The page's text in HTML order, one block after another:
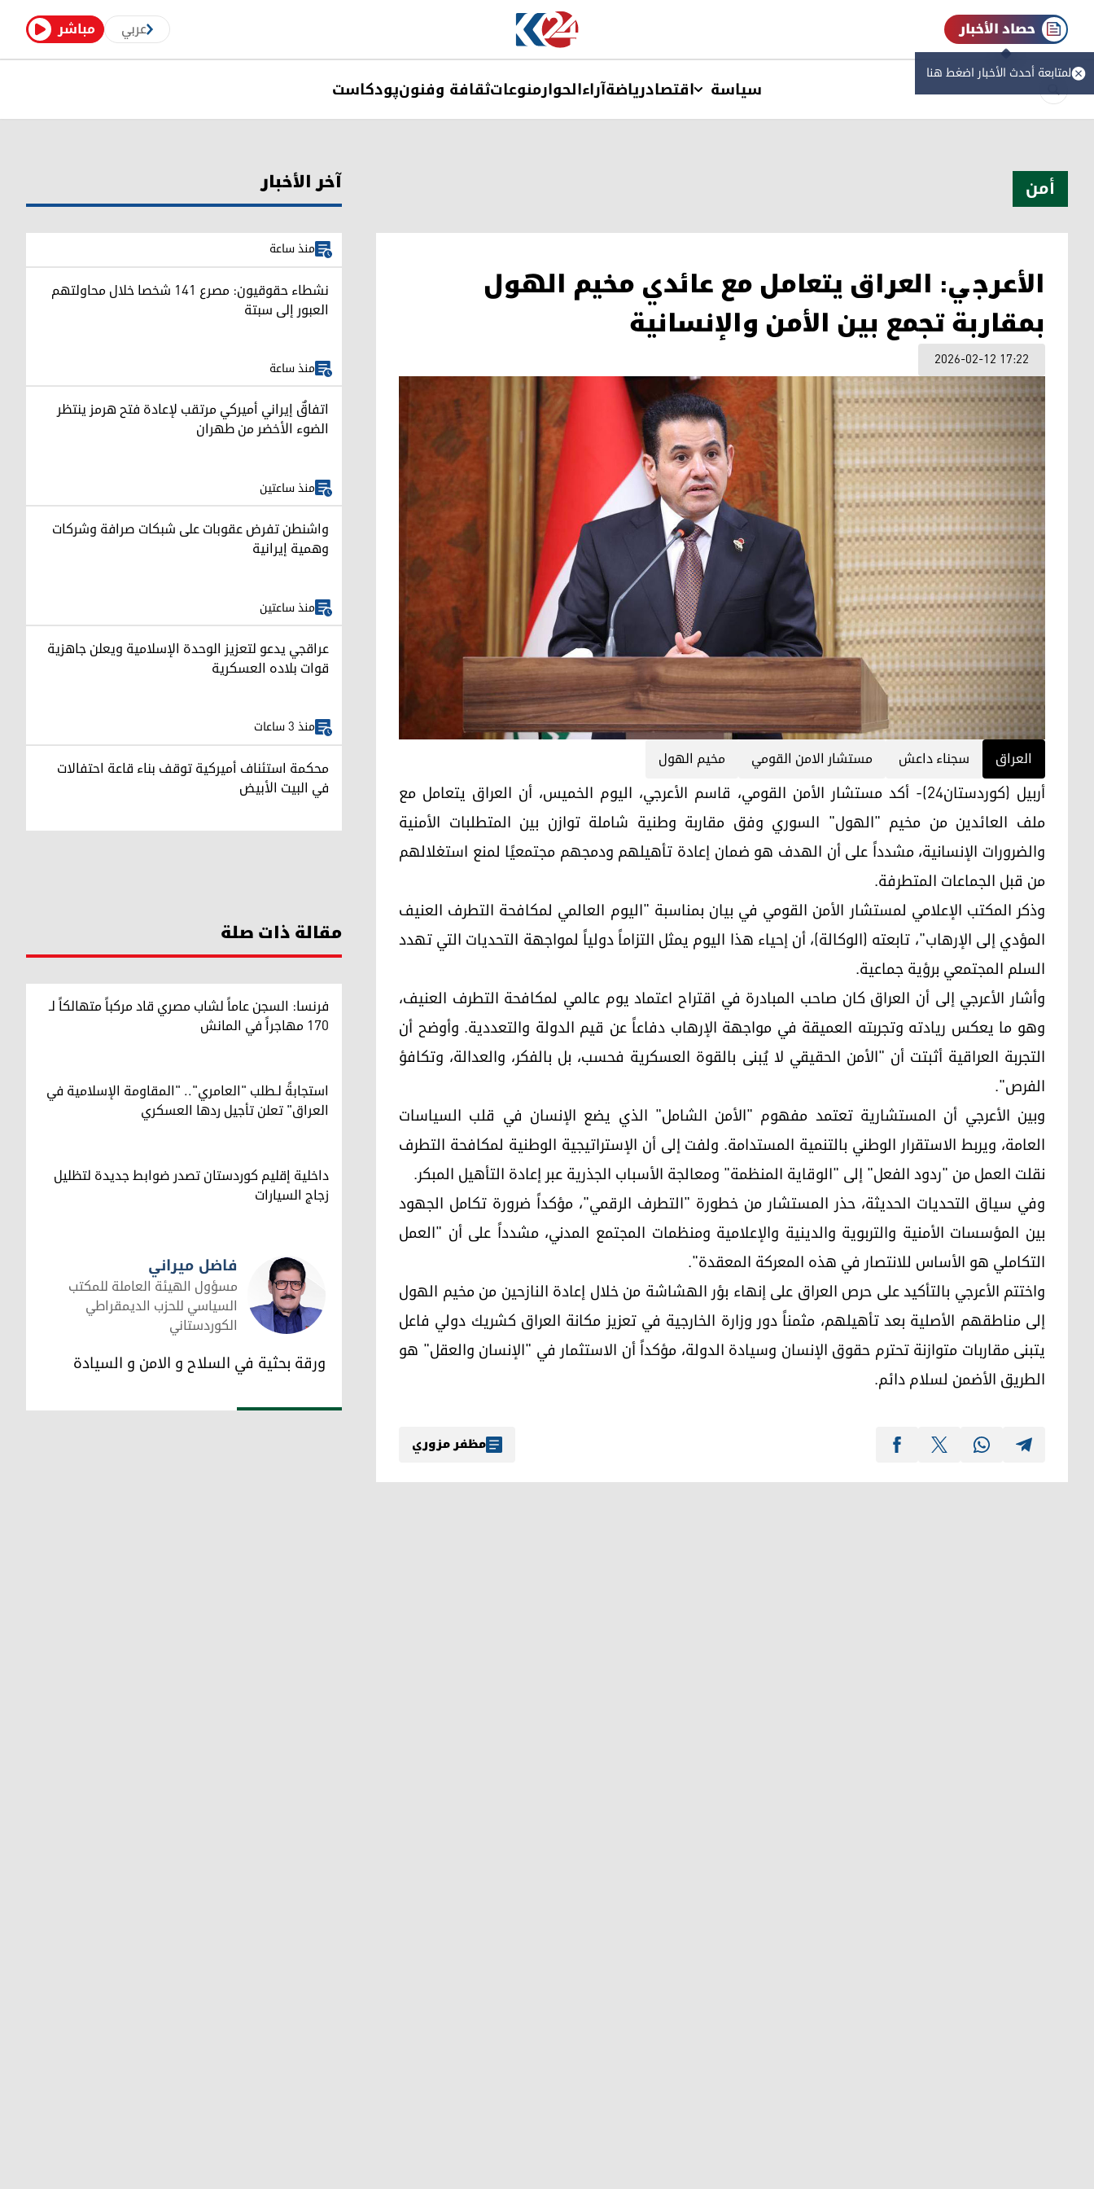
مباشر عربي حصاد الأخبار
لمتابعة أحدث الأخبار اضغط هنا
سیاسة اقتصادریاضةآراءالحوارمنوعاتثقافة وفنونپودکاست
أمن
الأعرجي: العراق يتعامل مع عائدي مخيم الهول
بمقاربة تجمع بين الأمن والإنسانية
2026-02-12 17:22
العراق سجناء داعش مستشار الامن القومي مخيم الهول
أربيل (كوردستان24)- أكد مستشار الأمن القومي، قاسم الأعرجي، اليوم الخميس، أن العراق يتعامل مع
ملف العائدين من مخيم "الهول" السوري وفق مقاربة وطنية شاملة توازن بين المتطلبات الأمنية
والضرورات الإنسانية، مشدداً على أن الهدف هو ضمان إعادة تأهيلهم ودمجهم مجتمعيًا لمنع استغلالهم
من قبل الجماعات المتطرفة.
وذكر المكتب الإعلامي لمستشار الأمن القومي في بيان بمناسبة "اليوم العالمي لمكافحة التطرف العنيف
المؤدي إلى الإرهاب"، تابعته (الوكالة)، أن إحياء هذا اليوم يمثل التزاماً دولياً لمواجهة التحديات التي تهدد
السلم المجتمعي برؤية جماعية.
وأشار الأعرجي إلى أن العراق كان صاحب المبادرة في اقتراح اعتماد يوم عالمي لمكافحة التطرف العنيف،
وهو ما يعكس ريادته وتجربته العميقة في مواجهة الإرهاب دفاعاً عن قيم الدولة والتعددية. وأوضح أن
التجربة العراقية أثبتت أن "الأمن الحقيقي لا يُبنى بالقوة العسكرية فحسب، بل بالفكر، والعدالة، وتكافؤ
الفرص".
وبين الأعرجي أن المستشارية تعتمد مفهوم "الأمن الشامل" الذي يضع الإنسان في قلب السياسات
العامة، ويربط الاستقرار الوطني بالتنمية المستدامة. ولفت إلى أن الإستراتيجية الوطنية لمكافحة التطرف
نقلت العمل من "ردود الفعل" إلى "الوقاية المنظمة" ومعالجة الأسباب الجذرية عبر إعادة التأهيل المبكر.
وفي سياق التحديات الحديثة، حذر المستشار من خطورة "التطرف الرقمي"، مؤكداً ضرورة تكامل الجهود
بين المؤسسات الأمنية والتربوية والدينية والإعلامية ومنظمات المجتمع المدني، مشدداً على أن "العمل
التكاملي هو الأساس للانتصار في هذه المعركة المعقدة".
واختتم الأعرجي بالتأكيد على حرص العراق على إنهاء بؤر الهشاشة من خلال إعادة النازحين من مخيم الهول
إلى مناطقهم الأصلية بعد تأهيلهم، مثمناً دور وزارة الخارجية في تعزيز مكانة العراق كشريك دولي فاعل
يتبنى مقاربات متوازنة تحترم حقوق الإنسان وسيادة الدولة، مؤكداً أن الاستثمار في "الإنسان والعقل" هو
الطريق الأضمن لسلام دائم.
مظفر مزوري
آخر الأخبار
منذ ساعة
نشطاء حقوقيون: مصرع 141 شخصا خلال محاولتهم
العبور إلى سبتة
منذ ساعة
اتفاقٌ إيراني أميركي مرتقب لإعادة فتح هرمز ينتظر
الضوء الأخضر من طهران
منذ ساعتين
واشنطن تفرض عقوبات على شبكات صرافة وشركات
وهمية إيرانية
منذ ساعتين
عراقجي يدعو لتعزيز الوحدة الإسلامية ويعلن جاهزية
قوات بلاده العسكرية
منذ 3 ساعات
محكمة استئناف أميركية توقف بناء قاعة احتفالات
في البيت الأبيض
مقالة ذات صلة
فرنسا: السجن عاماً لشاب مصري قاد مركباً متهالكاً لـ
170 مهاجراً في المانش
استجابةً لـطلب "العامري".. "المقاومة الإسلامية في
العراق" تعلن تأجيل ردها العسكري
داخلية إقليم كوردستان تصدر ضوابط جديدة لتظليل
زجاج السيارات
فاضل ميراني
فاضل ميراني
مسؤول الهيئة العاملة للمكتب
السياسي للحزب الديمقراطي
الكوردستاني
ورقة بحثية في السلاح و الامن و السيادة